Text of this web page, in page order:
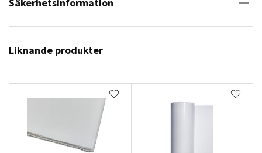
Liknande produkter